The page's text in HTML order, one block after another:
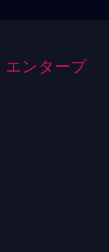
エンタープ